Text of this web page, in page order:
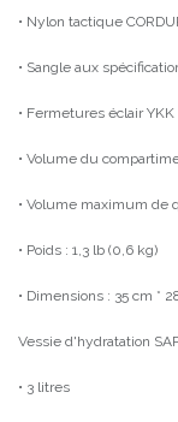
• Nylon tactique
• Sangle aux
• Fermetures éclair YKK
• Volume du
• Volume maximum de
• Poids : 1,3 lb (0,6 kg)
• Dimensions : 35 cm *
Vessie d'hydratation
• 3 litres